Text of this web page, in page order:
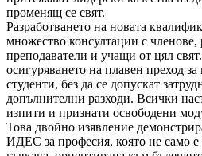
променящ се свят.
Разработването на новата
множество консултации с членове,
преподаватели и учащи от цял
осигуряването на плавен преход
студенти, без да се допускат
допълнителни разходи. Всички
изпити и признати освободени
Това двойно изявление
ИДЕС за професия, която не само е